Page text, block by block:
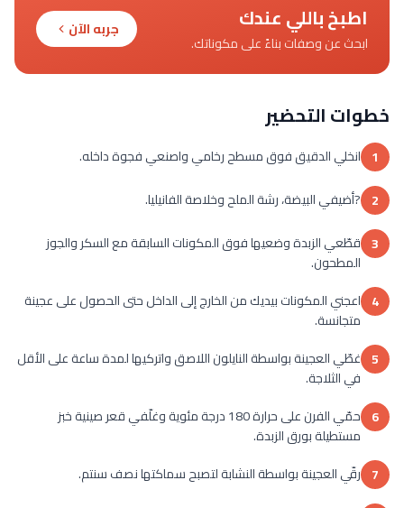
اطبخ باللي عندك
ابحث عن وصفات بناءً على مكوناتك.
جربه الآن
خطوات التحضير
1 انخلي الدقيق فوق مسطح رخامي واصنعي فجوة داخله.
2 ?أضيفي البيضة، رشة الملح وخلاصة الفانيليا.
3 قطّعي الزبدة وضعيها فوق المكونات السابقة مع السكر والجوز
المطحون.
4 اعجني المكونات بيديك من الخارج إلى الداخل حتى الحصول على عجينة
متجانسة.
5 غطّي العجينة بواسطة النايلون اللاصق واتركيها لمدة ساعة على الأقل
في الثلاجة.
6
حمّي الفرن على حرارة 180 درجة مئوية وغلّفي قعر صينية خبز
مستطيلة بورق الزبدة.
7 رقّي العجينة بواسطة النشابة لتصبح سماكتها نصف سنتم.